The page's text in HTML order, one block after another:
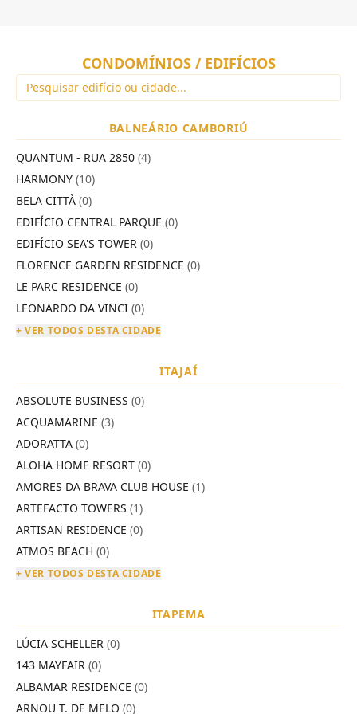
CONDOMÍNIOS / EDIFÍCIOS
BALNEÁRIO CAMBORIÚ
QUANTUM - RUA 2850 (4)
HARMONY (10)
BELA CITTÀ (0)
EDIFÍCIO CENTRAL PARQUE (0)
EDIFÍCIO SEA'S TOWER (0)
FLORENCE GARDEN RESIDENCE (0)
LE PARC RESIDENCE (0)
LEONARDO DA VINCI (0)
+ VER TODOS DESTA CIDADE
ITAJAÍ
ABSOLUTE BUSINESS (0)
ACQUAMARINE (3)
ADORATTA (0)
ALOHA HOME RESORT (0)
AMORES DA BRAVA CLUB HOUSE (1)
ARTEFACTO TOWERS (1)
ARTISAN RESIDENCE (0)
ATMOS BEACH (0)
+ VER TODOS DESTA CIDADE
ITAPEMA
LÚCIA SCHELLER (0)
143 MAYFAIR (0)
ALBAMAR RESIDENCE (0)
ARNOU T. DE MELO (0)